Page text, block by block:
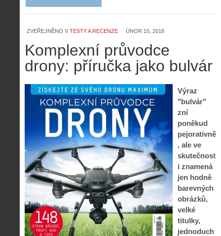
ZVEŘEJNĚNO V TESTY A RECENZE ÚNOR 15, 2018
Komplexní průvodce
drony: příručka jako bulvár
Výraz
"bulvár"
zní
poněkud
pejorativně
, ale ve
skutečnost
i znamená
jen hodně
barevných
obrázků,
velké
titulky,
jednoduch